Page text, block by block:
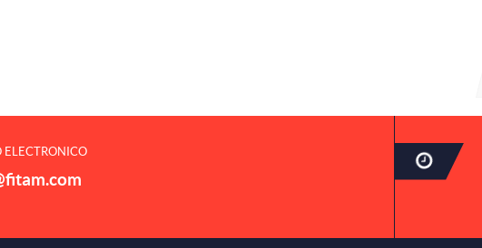
ELECTRONICO